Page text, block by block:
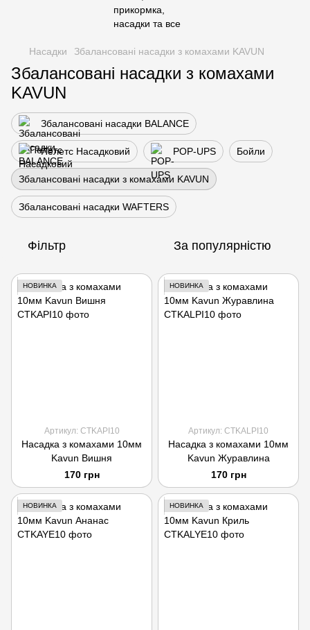
Насадки Збалансовані насадки з комахами KAVUN
Збалансовані насадки з комахами
KAVUN
Збалансовані насадки BALANCE
Пелетс Насадковий POP-UPS Бойли
Збалансовані насадки з комахами KAVUN
Збалансовані насадки WAFTERS
Фільтр За популярністю
НОВИНКА
Артикул: CTKAPI10
Насадка з комахами 10мм
Kavun Вишня
170 грн
НОВИНКА
Артикул: CTKALPI10
Насадка з комахами 10мм
Kavun Журавлина
170 грн
НОВИНКА НОВИНКА